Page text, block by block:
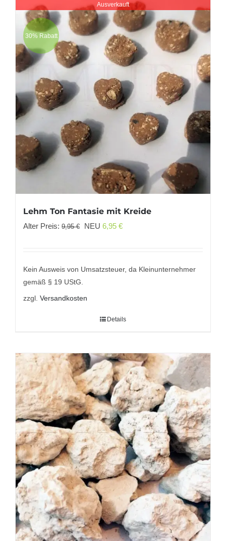
Ausverkauft
30% Rabatt
Lehm Ton Fantasie mit Kreide
Alter Preis: 9,95€
Ursprünglicher
9,95 €
NEU 6,95 €Aktueller
6,95 €.
Kein Ausweis von Umsatzsteuer, da Kleinunternehmer
gemäß § 19 UStG.
zzgl. Versandkosten
Details